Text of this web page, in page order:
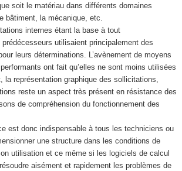
soit le matériau dans différents domaines
bâtiment, la mécanique, etc.
internes étant la base à tout
utilisaient principalement des
leurs déterminations. L’avènement de moyens
ont fait qu’elles ne sont moins utilisées
la représentation graphique des sollicitations,
reste un aspect très présent en résistance des
de compréhension du fonctionnement des
est donc indispensable à tous les techniciens ou
une structure dans les conditions de
utilisation et ce même si les logiciels de calcul
aisément et rapidement les problèmes de